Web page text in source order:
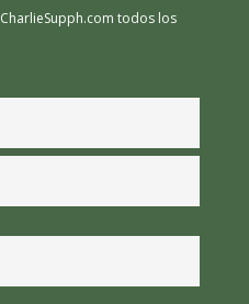
CharlieSupph.com todos los